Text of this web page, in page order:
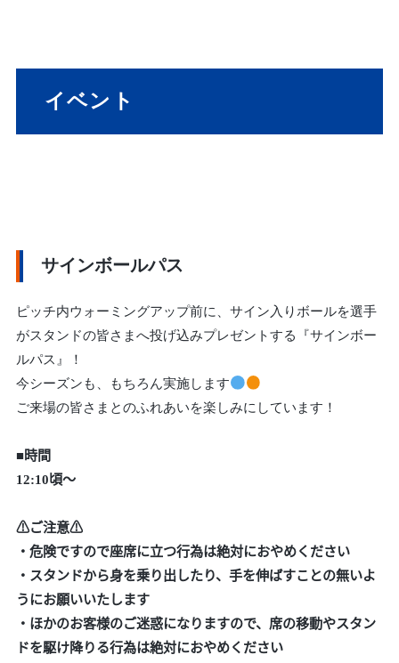
イベント
サインボールパス
ピッチ内ウォーミングアップ前に、サイン入りボールを選手
がスタンドの皆さまへ投げ込みプレゼントする『サインボー
ルパス』！
今シーズンも、もちろん実施します
ご来場の皆さまとのふれあいを楽しみにしています！
■時間
12:10頃～
⚠ご注意⚠
・危険ですので座席に立つ行為は絶対におやめください
・スタンドから身を乗り出したり、手を伸ばすことの無いよ
うにお願いいたします
・ほかのお客様のご迷惑になりますので、席の移動やスタン
ドを駆け降りる行為は絶対におやめください